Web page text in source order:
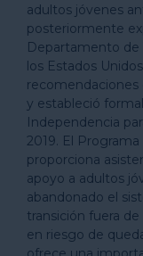
adultos jóvenes
posteriormente
Departamento de
los Estados
recomendaciones
y estableció
Independencia
2019. El
proporciona
apoyo a adultos
abandonado el
transición fuera
en riesgo de